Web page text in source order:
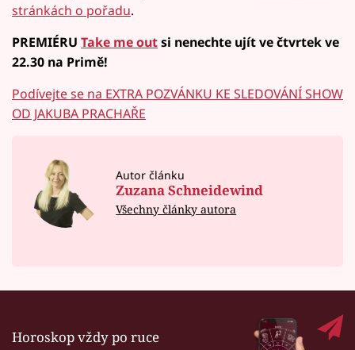
stránkách o pořadu.
PREMIÉRU Take me outsi nenechte ujít ve čtvrtek ve
22.30 na Primě!
Podívejte se na EXTRA POZVÁNKU KE SLEDOVÁNÍ SHOW
OD JAKUBA PRACHAŘE
Autor článku
Zuzana Schneidewind
Všechny články autora
Horoskop vždy po ruce